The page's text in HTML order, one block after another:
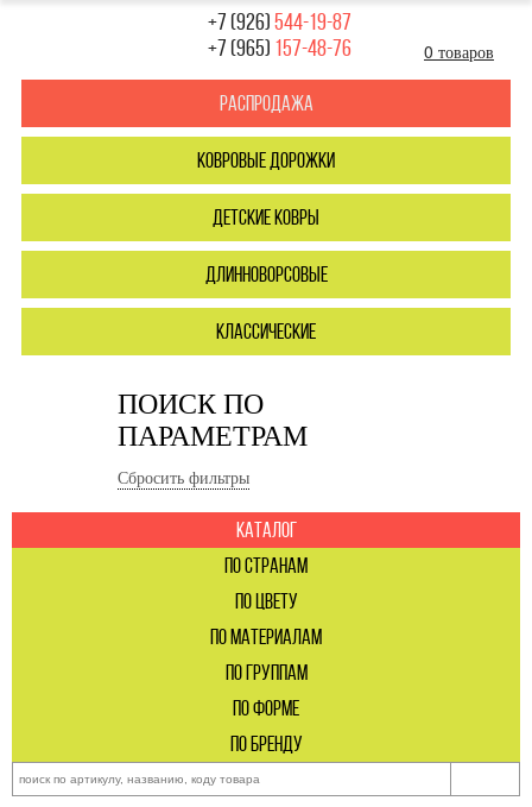
ПОИСК ПО
ПАРАМЕТРАМ
Сбросить фильтры
+7 (926)544-19-87
+7 (965) 157-48-76 0 товаров
Распродажа
ковровые дорожки
детские ковры
длинноворсовые
классические
каталог
по странам
по цвету
по материалам
по группам
по форме
по бренду